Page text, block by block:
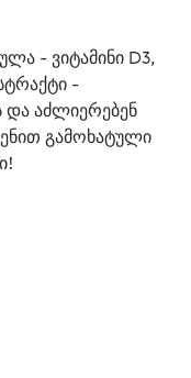
- ვიტამინი D3,
-
და აძლიერებენ
გამოხატული